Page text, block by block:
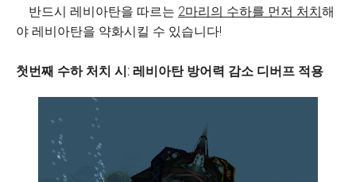
반드시 레비아탄을 따르는 2마리의 수하를 먼저 처치해
야 레비아탄을 약화시킬 수 있습니다!
첫번째 수하 처치 시: 레비아탄 방어력 감소 디버프 적용